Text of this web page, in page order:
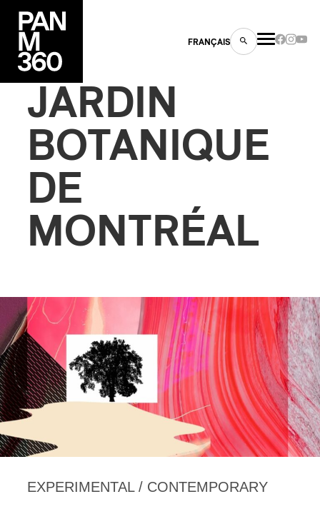
FRANÇAIS
JARDIN
BOTANIQUE
DE
MONTRÉAL
EXPERIMENTAL / CONTEMPORARY